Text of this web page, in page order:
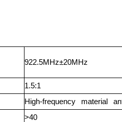
922.5MHz±20MHz
1.5:1
High-frequency material
>40